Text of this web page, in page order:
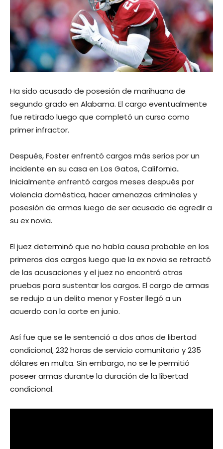
Ha sido acusado de posesión de marihuana de
segundo grado en Alabama. El cargo eventualmente
fue retirado luego que completó un curso como
primer infractor.
Después, Foster enfrentó cargos más serios por un
incidente en su casa en Los Gatos, California..
Inicialmente enfrentó cargos meses después por
violencia doméstica, hacer amenazas criminales y
posesión de armas luego de ser acusado de agredir a
su ex novia.
El juez determinó que no había causa probable en los
primeros dos cargos luego que la ex novia se retractó
de las acusaciones y el juez no encontró otras
pruebas para sustentar los cargos. El cargo de armas
se redujo a un delito menor y Foster llegó a un
acuerdo con la corte en junio.
Así fue que se le sentenció a dos años de libertad
condicional, 232 horas de servicio comunitario y 235
dólares en multa. Sin embargo, no se le permitió
poseer armas durante la duración de la libertad
condicional.